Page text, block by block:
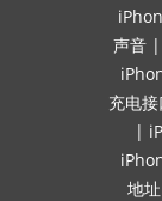
声音 |
充电接
|
地址